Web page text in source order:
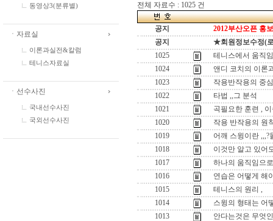
동영상3(분류별)
ㆍ자료실
이론과실전&칼럼
테니스자료실
ㆍ선수사진
국내선수사진
국외선수사진
전체 자료수 : 1025 건
공지
2012부산오픈 홍
공지
★회원정보수정(
1025
테니스에서 움직
1024
앤디 코치의 이론
1023
작용반작용의 중
1022
타법 ,,그 분석
1021
곡필요한 훈련 ,
1020
작용 반작용의 원
1019
어깨 스윙이란
1018
이것만 알고 있어
1017
하나의 움직임으
1016
연습은 어떻게 해
1015
테니스의 원리 ,
1014
스윙의 형태는 어
1013
안다는것은 무엇